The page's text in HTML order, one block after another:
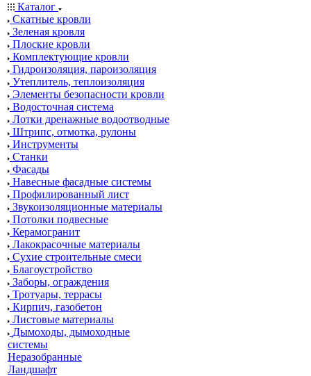
Каталог
Скатные кровли
Зеленая кровля
Плоские кровли
Комплектующие кровли
Гидроизоляция, пароизоляция
Утеплитель, теплоизоляция
Элементы безопасности кровли
Водосточная система
Лотки дренажные водоотводные
Штрипс, отмотка, рулоны
Инструменты
Станки
Фасады
Навесные фасадные системы
Профилированный лист
Звукоизоляционные материалы
Потолки подвесные
Керамогранит
Лакокрасочные материалы
Сухие строительные смеси
Благоустройство
Заборы, ограждения
Тротуары, террасы
Кирпич, газобетон
Листовые материалы
Дымоходы, дымоходные
системы
Неразобранные
Ландшафт